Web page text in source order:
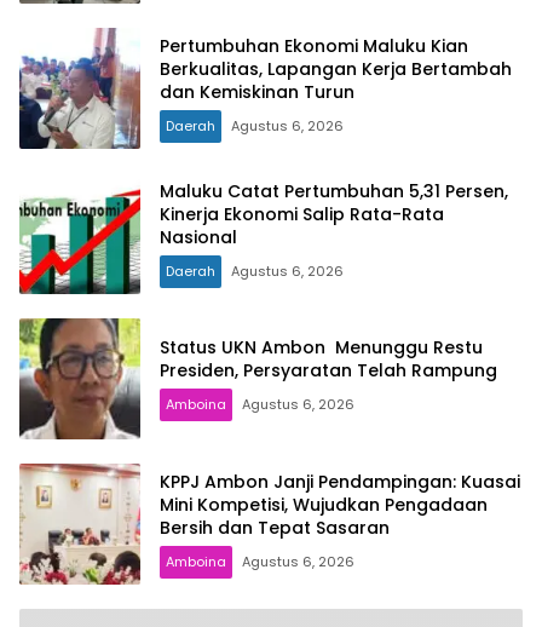
Pertumbuhan Ekonomi Maluku Kian
Berkualitas, Lapangan Kerja Bertambah
dan Kemiskinan Turun
Daerah Agustus 6, 2026
Maluku Catat Pertumbuhan 5,31 Persen,
Kinerja Ekonomi Salip Rata-Rata
Nasional
Daerah Agustus 6, 2026
Status UKN Ambon Menunggu Restu
Presiden, Persyaratan Telah Rampung
Amboina Agustus 6, 2026
KPPJ Ambon Janji Pendampingan: Kuasai
Mini Kompetisi, Wujudkan Pengadaan
Bersih dan Tepat Sasaran
Amboina Agustus 6, 2026